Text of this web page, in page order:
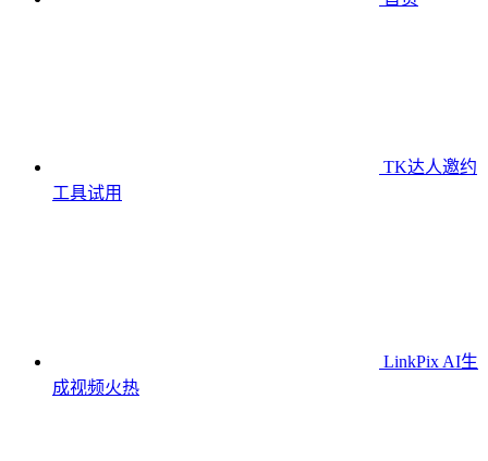
TK达人邀约
工具试用
LinkPix AI生
成视频火热